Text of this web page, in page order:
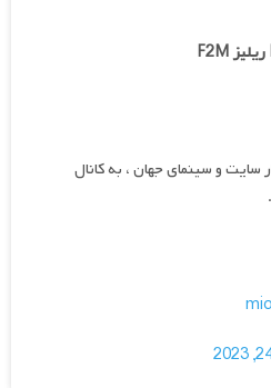
سایت و سینمای جهان ، به کانال